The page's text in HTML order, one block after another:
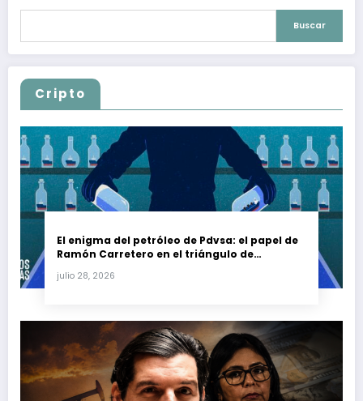
Buscar
Cripto
El enigma del petróleo de Pdvsa: el papel de
Ramón Carretero en el triángulo de
julio 28, 2026